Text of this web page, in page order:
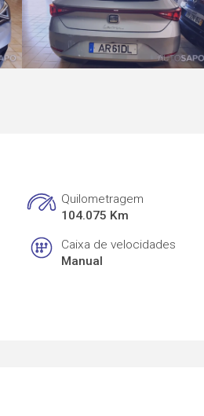
Quilometragem
104.075 Km
Caixa de velocidades
Manual